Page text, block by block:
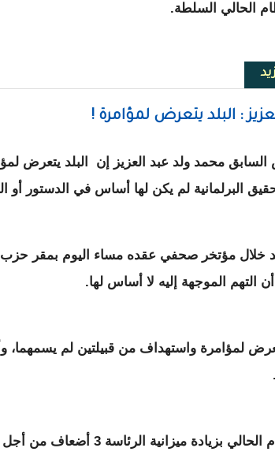
الحالي السلطة.
حول عزيز: أخذوا منازلي و ممتلكات عائلتي و
: البلد يتعرض لمؤامرة !
السابق محمد ولد عبد العزيز إن البلد يتعرض
البرلمانية لم يكن لها أساس في الدستور أو
خلال مؤتخر صحفي عقده مساء اليوم بمقر حزب
التهم الموجهة إليه لا أساس لها.
لمؤامرة واستهداف من قبيلتين لم يسمهما،
ميزانية الرئاسة 3 أضعاف من أجل استمالة السياسيين والمدونين.